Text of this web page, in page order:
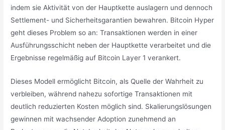
indem sie Aktivität von der Hauptkette auslagern und dennoch
Settlement- und Sicherheitsgarantien bewahren. Bitcoin Hyper
geht dieses Problem so an: Transaktionen werden in einer
Ausführungsschicht neben der Hauptkette verarbeitet und die
Ergebnisse regelmäßig auf Bitcoin Layer 1 verankert.
Dieses Modell ermöglicht Bitcoin, als Quelle der Wahrheit zu
verbleiben, während nahezu sofortige Transaktionen mit
deutlich reduzierten Kosten möglich sind. Skalierungslösungen
gewinnen mit wachsender Adoption zunehmend an